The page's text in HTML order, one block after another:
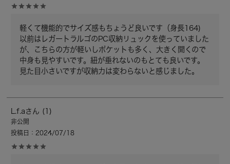
軽くて機能的でサイズ感もちょうど良いです（身長164)
以前はレガートラルゴのPC収納リュックを使っていました
が、こちらの方が軽いしポケットも多く、大きく開くので
中身も見やすいです。紐が垂れないのもとても良いです。
見た目小さいですが収納力は変わらないと感じました。
L.f.a
非公開
投稿日
2024/07/18